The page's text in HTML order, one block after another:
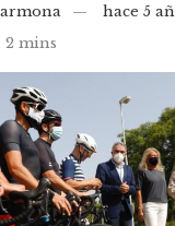
hace 5
2 mins